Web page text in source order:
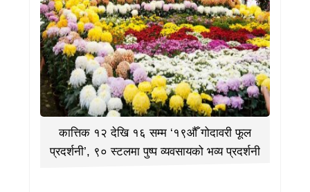
कात्तिक १२ देखि १६ सम्म ‘१९औँ गोदावरी फूल
प्रदर्शनी’, ९० स्टलमा पुष्प व्यवसायको भव्य प्रदर्शनी